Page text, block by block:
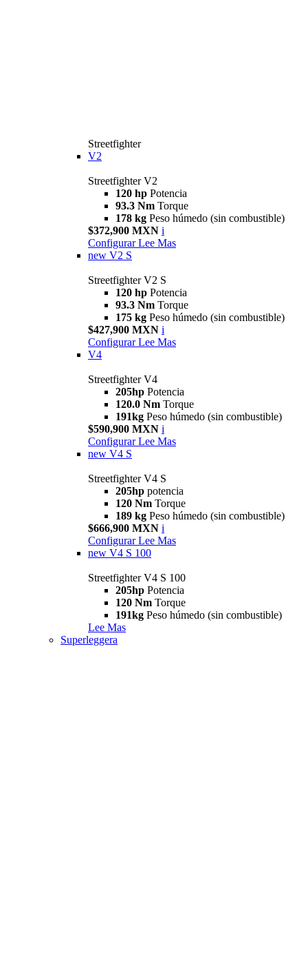
Streetfighter
V2
Streetfighter V2
120 hp Potencia
93.3 Nm Torque
178 kg Peso húmedo (sin combustible)
$372,900 MXN i
Configurar Lee Mas
new V2 S
Streetfighter V2 S
120 hp Potencia
93.3 Nm Torque
175 kg Peso húmedo (sin combustible)
$427,900 MXN i
Configurar Lee Mas
V4
Streetfighter V4
205hp Potencia
120.0 Nm Torque
191kg Peso húmedo (sin combustible)
$590,900 MXN i
Configurar Lee Mas
new V4 S
Streetfighter V4 S
205hp potencia
120 Nm Torque
189 kg Peso húmedo (sin combustible)
$666,900 MXN i
Configurar Lee Mas
new V4 S 100
Streetfighter V4 S 100
205hp Potencia
120 Nm Torque
191kg Peso húmedo (sin combustible)
Lee Mas
Superleggera